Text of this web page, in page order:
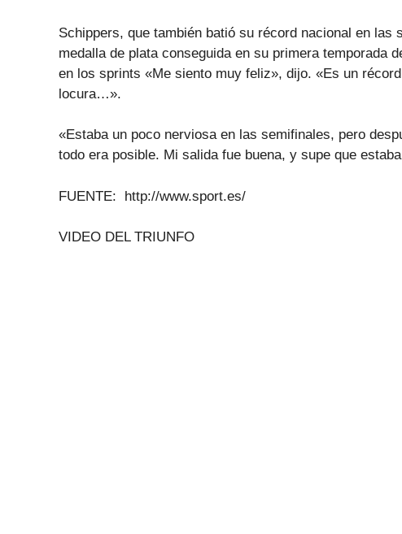
Schippers, que también batió su récord nacional en
medalla de plata conseguida en su primera temporada
en los sprints «Me siento muy feliz», dijo. «Es un
locura…».
«Estaba un poco nerviosa en las semifinales, pero
todo era posible. Mi salida fue buena, y supe que
FUENTE: http://www.sport.es/
VIDEO DEL TRIUNFO